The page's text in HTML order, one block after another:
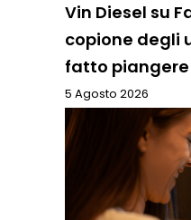
Vin Diesel su
copione degli
fatto piangere
5 Agosto 2026